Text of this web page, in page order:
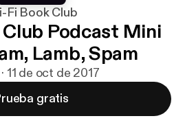
Fi Book Club
Podcast Mini
Lamb, Spam
11 de oct de 2017
gratis